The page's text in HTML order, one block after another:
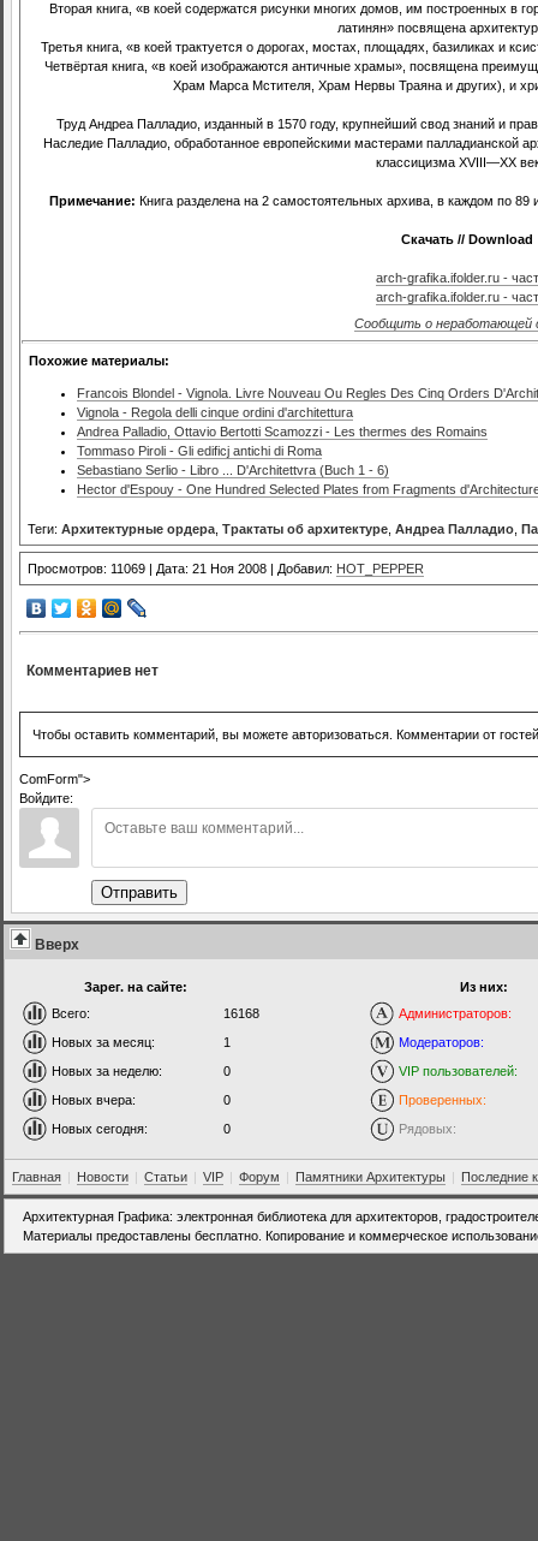
Вторая книга, «в коей содержатся рисунки многих домов, им построенных в
латинян» посвящена
Третья книга, «в коей трактуется о дорогах, мостах, площадях, базиликах и
Четвёртая книга, «в коей изображаются античные храмы», посвящена
Храм Марса Мстителя, Храм Нервы Траяна и других), и
Труд Андреа Палладио, изданный в 1570 году, крупнейший свод знаний и
Наследие Палладио, обработанное европейскими мастерами палладианской
классицизма XVIII—XX
Примечание: Книга разделена на 2 самостоятельных архива, в каждом по 89
Скачать // Download
arch-grafika.ifolder.ru -
arch-grafika.ifolder.ru -
Сообщить о неработающей
Похожие материалы:
Francois Blondel - Vignola. Livre Nouveau Ou Regles Des Cinq Orders
Vignola - Regola delli cinque ordini d'architettura
Andrea Palladio, Ottavio Bertotti Scamozzi - Les thermes des Romains
Tommaso Piroli - Gli edificj antichi di Roma
Sebastiano Serlio - Libro ... D'Architettvra (Buch 1 - 6)
Hector d'Espouy - One Hundred Selected Plates from Fragments
Теги: Архитектурные ордера Трактаты об архитектуре Андреа Палладио
Просмотров: 11069 | Дата: 21 Ноя 2008 | Добавил: HOT_PEPPER
Комментариев нет
Чтобы оставить комментарий, вы можете авторизоваться. Комментарии от
ComForm">
Войдите:
Отправить
Вверх
Зарег. на сайте:
Всего:
16168
Новых за месяц:
1
Новых за неделю:
0
Новых вчера:
0
Новых сегодня:
0
Из них:
Администраторов:
Модераторов:
VIP пользователей:
Проверенных:
Рядовых:
Главная | Новости | Статьи | VIP | Форум | Памятники Архитектуры | Последние
Архитектурная Графика: электронная библиотека для архитекторов,
Материалы предоставлены бесплатно. Копирование и коммерческое